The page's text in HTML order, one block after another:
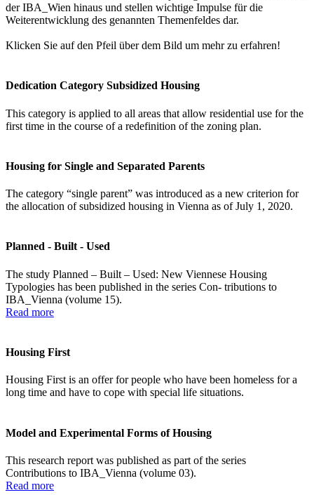
der IBA_Wien hinaus und stellen wichtige Impulse für die
Weiterentwicklung des genannten Themenfeldes dar.
Klicken Sie auf den Pfeil über dem Bild um mehr zu erfahren!
Dedication Category Subsidized Housing
This category is applied to all areas that allow residential use for the
first time in the course of a redefinition of the zoning plan.
Housing for Single and Separated Parents
The category “single parent” was introduced as a new criterion for
the allocation of subsidized housing in Vienna as of July 1, 2020.
Planned - Built - Used
The study Planned – Built – Used: New Viennese Housing
Typologies has been published in the series Con- tributions to
IBA_Vienna (volume 15).
Read more
Housing First
Housing First is an offer for people who have been homeless for a
long time and have to cope with special life situations.
Model and Experimental Forms of Housing
This research report was published as part of the series
Contributions to IBA_Vienna (volume 03).
Read more